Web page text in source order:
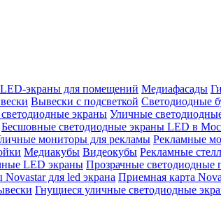
экраны для помещений Медиафасады
Вывески с подсветкой Светодиодные
экраны Уличные
Бесшовные светодиодные экраны LED в
мониторы для рекламы Рекламные
Медиакубы Видеокубы Рекламные
LED экраны Прозрачные светодиодные
для led экрана Приемная карта
Гнущиеся уличные светодиодные